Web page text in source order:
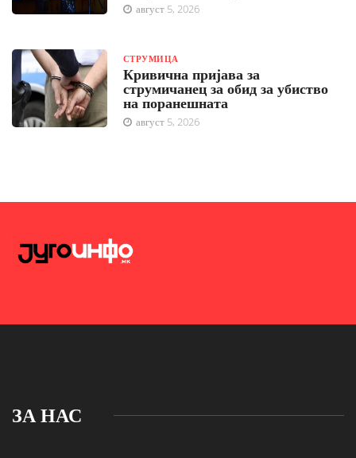
август 5, 2026
СТРУМИЦА
Кривична пријава за
струмичанец за обид за убиство
на поранешната
август 5, 2026
ЗА НАС